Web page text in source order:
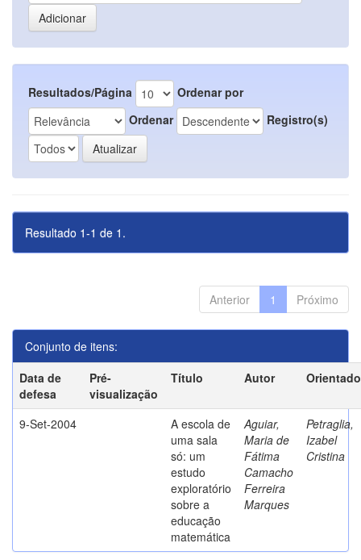
Resultados/Página
Ordenar por
Ordenar
Registro(s)
Resultado 1-1 de 1.
Anterior 1 Próximo
Conjunto de itens:
Data de
defesa
Pré-
visualização
Título Autor
9-Set-2004
A escola de
uma sala
só: um
estudo
exploratório
sobre a
educação
matemática
Aguiar,
Maria de
Fátima
Camacho
Ferreira
Marques
Petraglia,
Izabel
Cristina